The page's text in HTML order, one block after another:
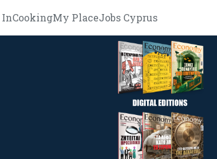
InCookingMy PlaceJobs Cyprus